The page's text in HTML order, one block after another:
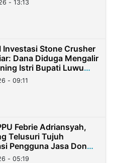
- 13:13
Investasi Stone Crusher
Dana Diduga Mengalir
Istri Bupati Luwu
- 09:11
Febrie Adriansyah,
Telusuri Tujuh
Pengguna Jasa Don
- 05:19